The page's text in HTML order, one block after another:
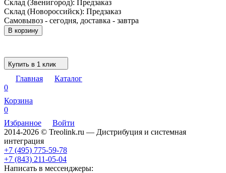
Склад (Звенигород): Предзаказ
Склад (Новороссийск): Предзаказ
Самовывоз - сегодня, доставка - завтра
В корзину
Купить в 1 клик
Главная
Каталог
0
Корзина
0
Избранное
Войти
2014-2026 © Treolink.ru — Дистрибуция и системная
интеграция
+7 (495) 775-59-78
+7 (843) 211-05-04
Написать в мессенджеры: